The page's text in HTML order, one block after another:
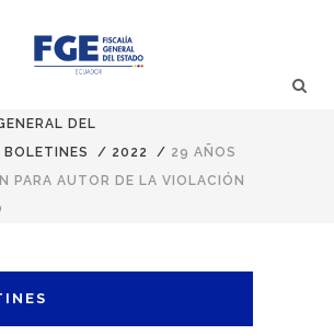
DEL
BOLETINES / 2022 / 29 AÑOS
PARA AUTOR DE LA VIOLACIÓN